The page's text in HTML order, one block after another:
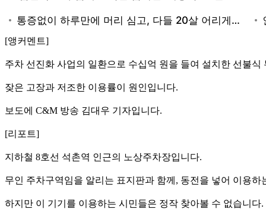
[앵커멘트]
주차 선진화 사업의 일환으로 수십억 원을 들여 설치한 선불
잦은 고장과 저조한 이용률이 원인입니다.
보도에 C&M 방송 김대우 기자입니다.
[리포트]
지하철 8호선 석촌역 인근의 노상주차장입니다.
무인 주차구역임을 알리는 표지판과 함께, 동전을 넣어 이용
하지만 이 기기를 이용하는 시민들은 정작 찾아볼 수 없습니다.